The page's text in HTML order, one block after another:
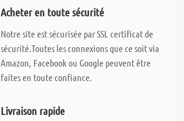
Acheter en toute sécurité
Notre site est sécurisée par SSL certificat de
sécurité.Toutes les connexions que ce soit via
Amazon, Facebook ou Google peuvent être
faites en toute confiance.
Livraison rapide